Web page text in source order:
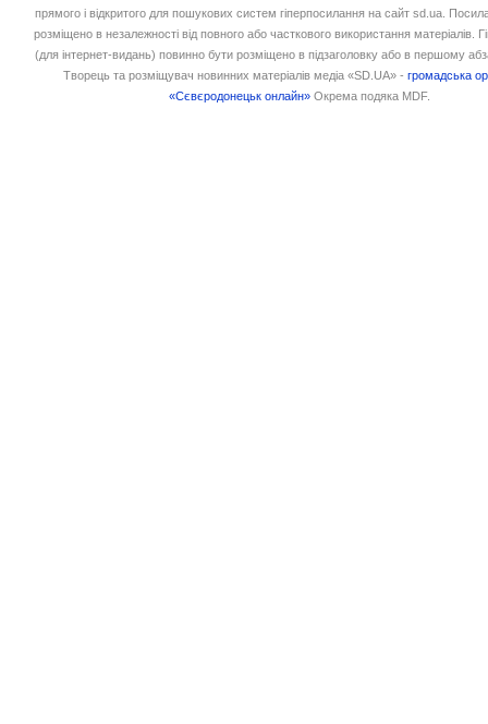
прямого і відкритого для пошукових систем гіперпосилання на сайт sd.ua.
розміщено в незалежності від повного або часткового використання матеріалів.
(для інтернет-видань) повинно бути розміщено в підзаголовку або в першому
Творець та розміщувач новинних матеріалів медіа «SD.UA» -громадська
«Сєвєродонецьк онлайн» Окрема подяка MDF.